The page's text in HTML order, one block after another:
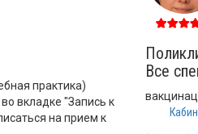
практика)
вкладке "Запись к
на прием к
Все